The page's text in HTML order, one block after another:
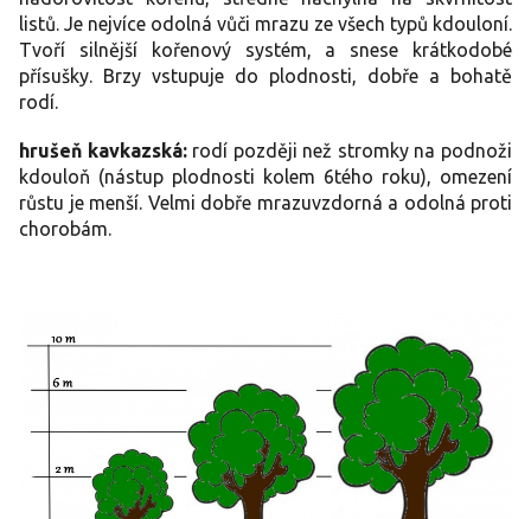
listů. Je nejvíce odolná vůči mrazu ze všech typů kdouloní.
Tvoří silnější kořenový systém, a snese krátkodobé
přísušky. Brzy vstupuje do plodnosti, dobře a bohatě
rodí.
hrušeň kavkazská: rodí později než stromky na podnoži
kdouloň (nástup plodnosti kolem 6tého roku), omezení
růstu je menší. Velmi dobře mrazuvzdorná a odolná proti
chorobám.